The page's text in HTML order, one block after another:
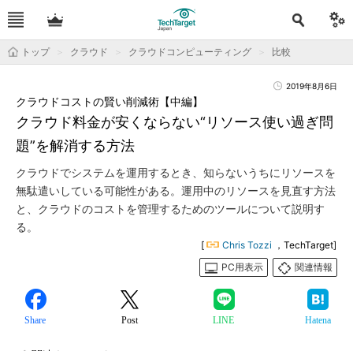
トップ クラウド クラウドコンピューティング 比較
2019年8月6日
クラウド料金が安くならない“リソース使い過ぎ問
題”を解消する方法
クラウドコストの賢い削減術【中編】
クラウドでシステムを運用するとき、知らないうちにリソースを
無駄遣いしている可能性がある。運用中のリソースを見直す方法
と、クラウドのコストを管理するためのツールについて説明す
る。
[ Chris Tozzi ，TechTarget]
PC用表示
関連情報
Share Post LINE Hatena